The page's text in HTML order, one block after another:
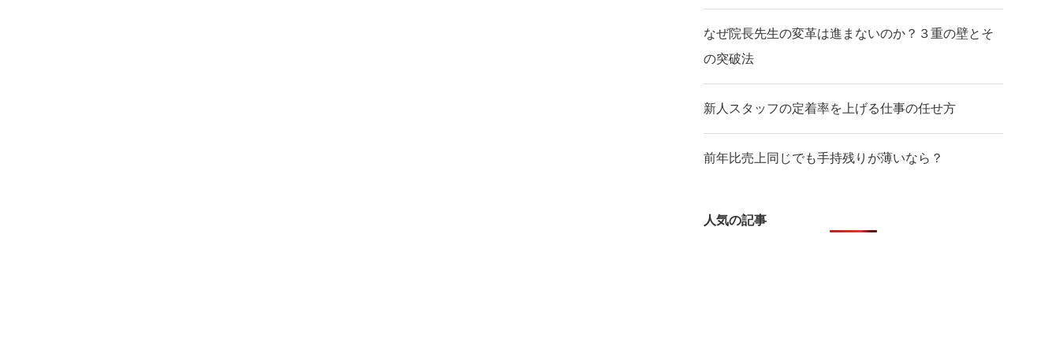
なぜ院長先生の変革は進まないのか？３重の壁とそ
の突破法
新人スタッフの定着率を上げる仕事の任せ方
前年比売上同じでも手持残りが薄いなら？
人気の記事